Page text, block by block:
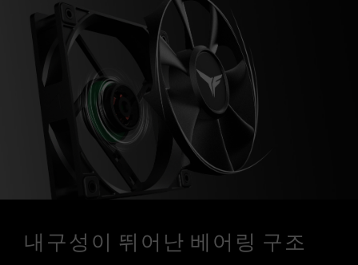
내구성이 뛰어난 베어링 구조